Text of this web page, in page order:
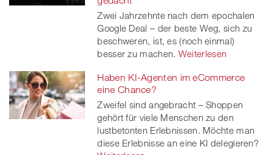
Zwei Jahrzehnte nach dem epochalen
Google Deal – der beste Weg, sich zu
beschweren, ist, es (noch einmal)
besser zu machen. Weiterlesen
Haben KI-Agenten im eCommerce
eine Chance?
Zweifel sind angebracht – Shoppen
gehört für viele Menschen zu den
lustbetonten Erlebnissen. Möchte man
diese Erlebnisse an eine KI delegieren?